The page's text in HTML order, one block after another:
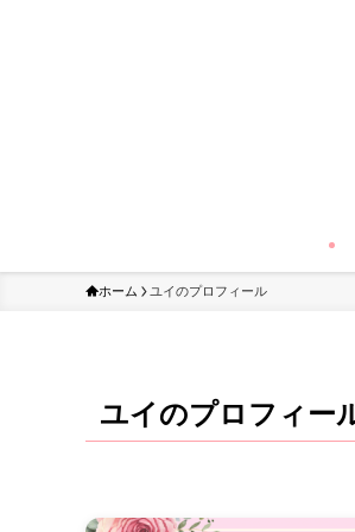
ホーム ユイのプロフィール
ユイのプロフィー